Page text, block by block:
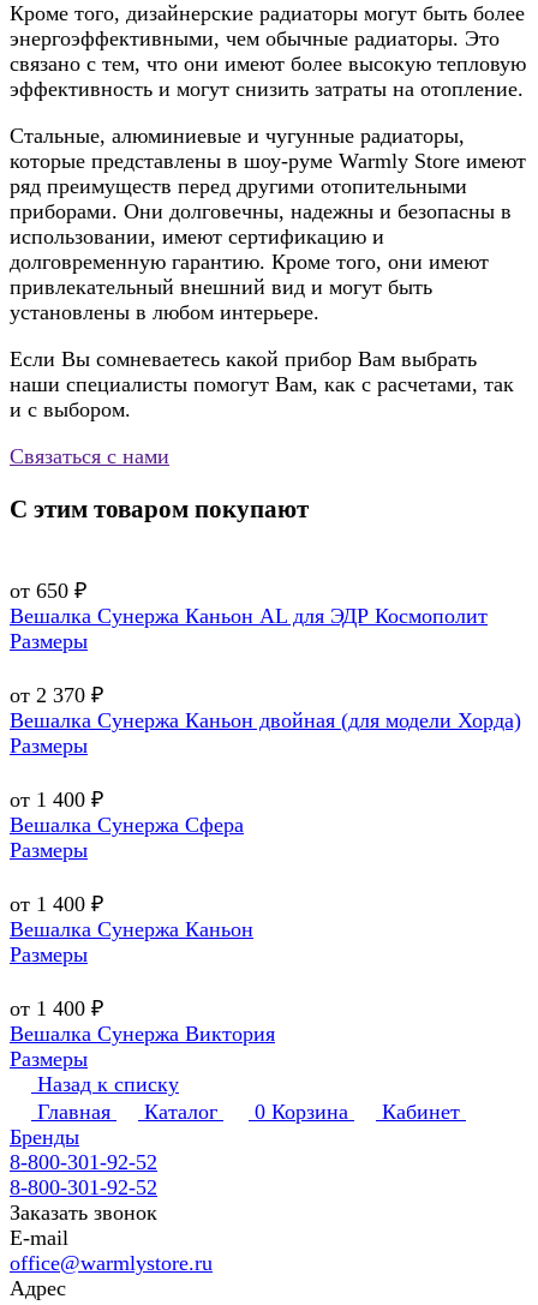
Кроме того, дизайнерские радиаторы могут быть более
энергоэффективными, чем обычные радиаторы. Это
связано с тем, что они имеют более высокую тепловую
эффективность и могут снизить затраты на отопление.
Стальные, алюминиевые и чугунные радиаторы,
которые представлены в шоу-руме Warmly Store имеют
ряд преимуществ перед другими отопительными
приборами. Они долговечны, надежны и безопасны в
использовании, имеют сертификацию и
долговременную гарантию. Кроме того, они имеют
привлекательный внешний вид и могут быть
установлены в любом интерьере.
Если Вы сомневаетесь какой прибор Вам выбрать
наши специалисты помогут Вам, как с расчетами, так
и с выбором.
Связаться с нами
С этим товаром покупают
от 650 ₽
Вешалка Сунержа Каньон AL для ЭДР Космополит
Размеры
от 2 370 ₽
Вешалка Сунержа Каньон двойная (для модели Хорда)
Размеры
от 1 400 ₽
Вешалка Сунержа Сфера
Размеры
от 1 400 ₽
Вешалка Сунержа Каньон
Размеры
от 1 400 ₽
Вешалка Сунержа Виктория
Размеры
Назад к списку
Главная
Каталог 0 Корзина
Кабинет
Бренды
8-800-301-92-52
8-800-301-92-52
Заказать звонок
E-mail
office@warmlystore.ru
Адрес